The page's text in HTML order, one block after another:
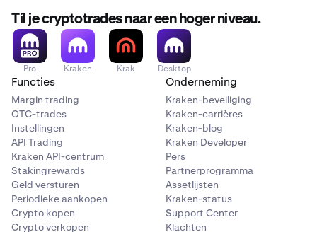
Til je cryptotrades naar een hoger niveau.
Pro Kraken Krak Desktop
Functies
Margin trading
OTC-trades
Instellingen
API Trading
Kraken API-centrum
Stakingrewards
Geld versturen
Periodieke aankopen
Crypto kopen
Crypto verkopen
Onderneming
Kraken-beveiliging
Kraken-carrières
Kraken-blog
Kraken Developer
Pers
Partnerprogramma
Assetlijsten
Kraken-status
Support Center
Klachten